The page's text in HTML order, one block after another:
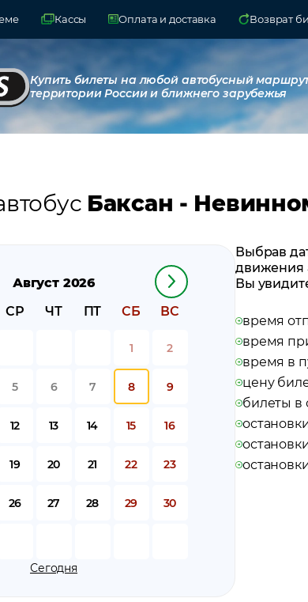
Кассы Оплата и доставка Возврат
Купить билеты на любой автобусный
территории России и ближнего зарубежья
Баксан -
Август 2026
СР ЧТ ПТ СБ ВС
1 2
5 6 7 8 9
12 13 14 15 16
19 20 21 22 23
26 27 28 29 30
Сегодня
Выбрав
движения
Вы
время
время
время в
цену
билеты в